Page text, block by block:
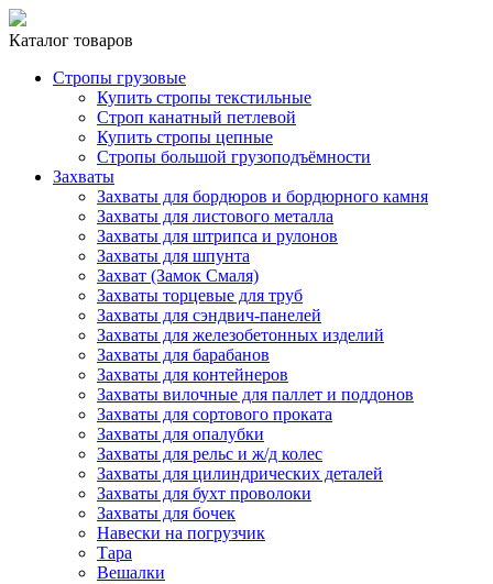
Каталог товаров
Стропы грузовые
Купить стропы текстильные
Строп канатный петлевой
Купить стропы цепные
Стропы большой грузоподъёмности
Захваты
Захваты для бордюров и бордюрного камня
Захваты для листового металла
Захваты для штрипса и рулонов
Захваты для шпунта
Захват (Замок Смаля)
Захваты торцевые для труб
Захваты для сэндвич-панелей
Захваты для железобетонных изделий
Захваты для барабанов
Захваты для контейнеров
Захваты вилочные для паллет и поддонов
Захваты для сортового проката
Захваты для опалубки
Захваты для рельс и ж/д колес
Захваты для цилиндрических деталей
Захваты для бухт проволоки
Захваты для бочек
Навески на погрузчик
Тара
Вешалки